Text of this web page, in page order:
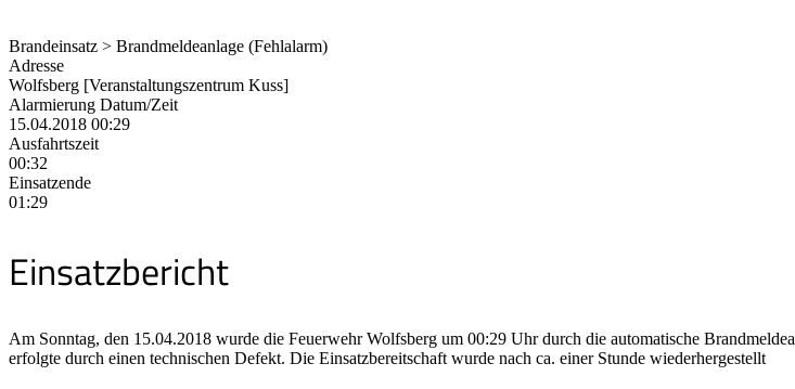
Brandeinsatz > Brandmeldeanlage (Fehlalarm)
Adresse
Wolfsberg [Veranstaltungszentrum Kuss]
Alarmierung Datum/Zeit
15.04.2018 00:29
Ausfahrtszeit
00:32
Einsatzende
01:29
Einsatzbericht
Am Sonntag, den 15.04.2018 wurde die Feuerwehr Wolfsberg um 00:29 Uhr durch die automatische
erfolgte durch einen technischen Defekt. Die Einsatzbereitschaft wurde nach ca. einer Stunde wiederhergestellt